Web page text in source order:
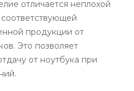
отличается неплохой
продукции от
Это позволяет
от ноутбука при